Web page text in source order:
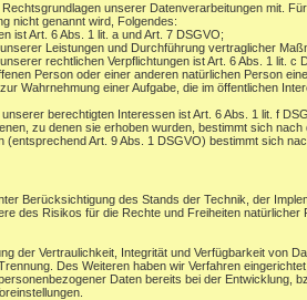
unserer Datenverarbeitungen mit.
nicht genannt wird, Folgendes:
ist Art. 6 Abs. 1 lit. a und Art. 7 DSGVO;
Leistungen und Durchführung vertraglicher
rechtlichen Verpflichtungen ist Art. 6 Abs. 1 lit. c
Person oder einer anderen natürlichen Person
Wahrnehmung einer Aufgabe, die im öffentlichen
berechtigten Interessen ist Art. 6 Abs. 1 lit. f
zu denen sie erhoben wurden, bestimmt sich nach
Art. 9 Abs. 1 DSGVO) bestimmt sich
Berücksichtigung des Stands der Technik, der
des Risikos für die Rechte und Freiheiten
der Vertraulichkeit, Integrität und Verfügbarkeit von
Des Weiteren haben wir Verfahren
Daten bereits bei der